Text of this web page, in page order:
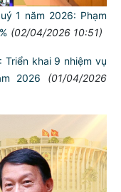
thành phố triệt phá
bán, tàng trữ vũ khí,
17:58)